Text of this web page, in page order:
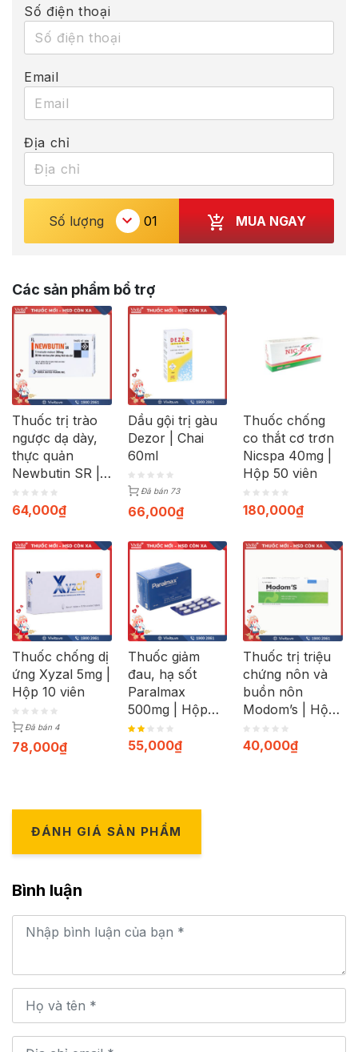
Số điện thoại
Email
Địa chỉ
Số lượng MUA NGAY
Các sản phẩm bổ trợ
Thuốc trị trào
ngược dạ dày,
thực quản
Newbutin SR |
Hộp 30 viên
64,000₫
Dầu gội trị gàu
Dezor | Chai
60ml
Đã bán 73
66,000₫
Thuốc chống
co thắt cơ trơn
Nicspa 40mg |
Hộp 50 viên
180,000₫
Thuốc chống dị
ứng Xyzal 5mg |
Hộp 10 viên
Đã bán 4
78,000₫
Thuốc giảm
đau, hạ sốt
Paralmax
500mg | Hộp
120 viên
55,000₫
Thuốc trị triệu
chứng nôn và
buồn nôn
Modom’s | Hộp
100 viên
40,000₫
ĐÁNH GIÁ SẢN PHẨM
Bình luận